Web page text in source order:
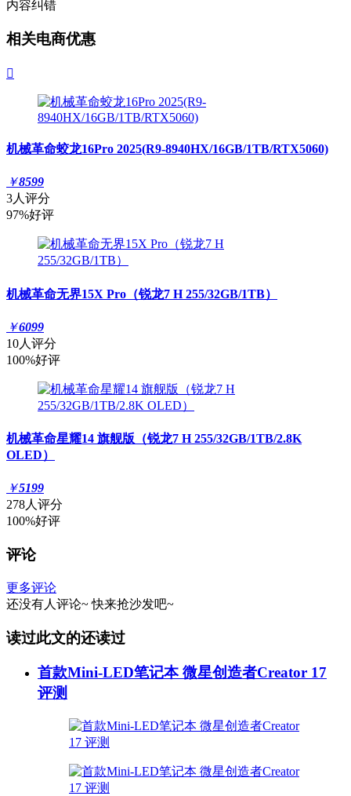
内容纠错
相关电商优惠

机械革命蛟龙16Pro 2025(R9-8940HX/16GB/1TB/RTX5060)
￥8599
3人评分
97%好评
机械革命无界15X Pro（锐龙7 H 255/32GB/1TB）
￥6099
10人评分
100%好评
机械革命星耀14 旗舰版（锐龙7 H 255/32GB/1TB/2.8K
OLED）
￥5199
278人评分
100%好评
评论
更多评论
还没有人评论~ 快来抢沙发吧~
读过此文的还读过
首款Mini-LED笔记本 微星创造者Creator 17
评测